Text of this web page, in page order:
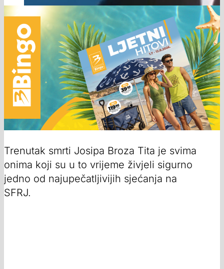
Trenutak smrti Josipa Broza Tita je svima
onima koji su u to vrijeme živjeli sigurno
jedno od najupečatljivijih sjećanja na
SFRJ.